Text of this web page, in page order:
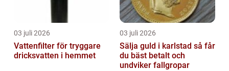
03 juli 2026
Vattenfilter för tryggare
dricksvatten i hemmet
03 juli 2026
Sälja guld i karlstad så får
du bäst betalt och
undviker fallgropar